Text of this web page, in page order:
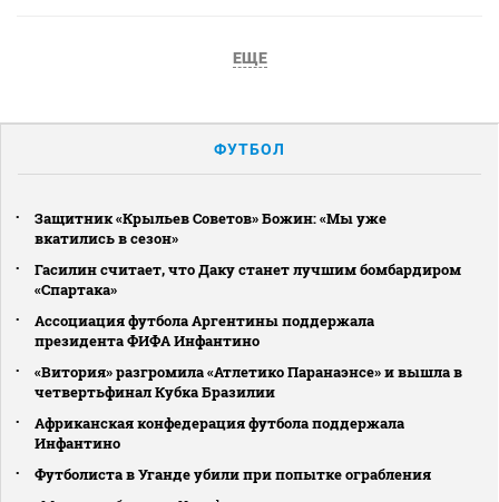
ЕЩЕ
ФУТБОЛ
Защитник «Крыльев Советов» Божин: «Мы уже
вкатились в сезон»
Гасилин считает, что Даку станет лучшим бомбардиром
«Спартака»
Ассоциация футбола Аргентины поддержала
президента ФИФА Инфантино
«Витория» разгромила «Атлетико Паранаэнсе» и вышла в
четвертьфинал Кубка Бразилии
Африканская конфедерация футбола поддержала
Инфантино
Футболиста в Уганде убили при попытке ограбления